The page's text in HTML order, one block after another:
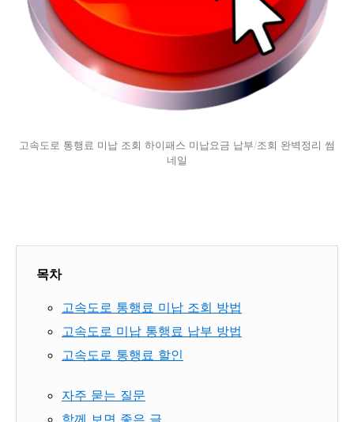
고속도로 통행료 미납 조회 하이패스 미납요금 납부/조회 완벽정리 썸
네일
목차
고속도로 통행료 미납 조회 방법
고속도로 미납 통행료 납부 방법
고속도로 통행료 할인
자주 묻는 질문
함께 보면 좋은 글